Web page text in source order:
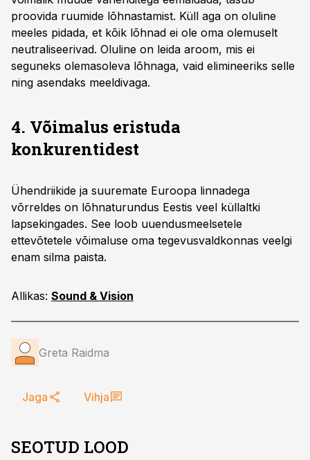
proovida ruumide lõhnastamist. Küll aga on oluline
meeles pidada, et kõik lõhnad ei ole oma olemuselt
neutraliseerivad. Oluline on leida aroom, mis ei
seguneks olemasoleva lõhnaga, vaid elimineeriks selle
ning asendaks meeldivaga.
4. Võimalus eristuda
konkurentidest
Ühendriikide ja suuremate Euroopa linnadega
võrreldes on lõhnaturundus Eestis veel küllaltki
lapsekingades. See loob uuendusmeelsetele
ettevõtetele võimaluse oma tegevusvaldkonnas veelgi
enam silma paista.
Allikas: Sound & Vision
Greta Raidma
Jaga Vihja
SEOTUD LOOD